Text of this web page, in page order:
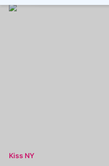
Kiss NY